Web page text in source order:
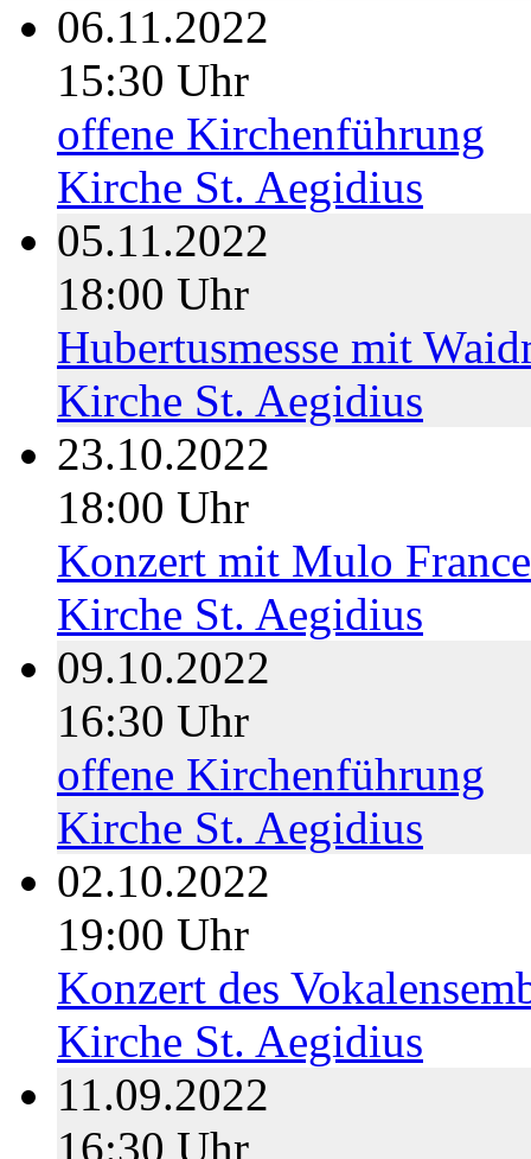
06.11.2022
15:30 Uhr
offene Kirchenführung
Kirche St. Aegidius
05.11.2022
18:00 Uhr
Hubertusmesse mit
Kirche St. Aegidius
23.10.2022
18:00 Uhr
Konzert mit Mulo
Kirche St. Aegidius
09.10.2022
16:30 Uhr
offene Kirchenführung
Kirche St. Aegidius
02.10.2022
19:00 Uhr
Konzert des
Kirche St. Aegidius
11.09.2022
16:30 Uhr